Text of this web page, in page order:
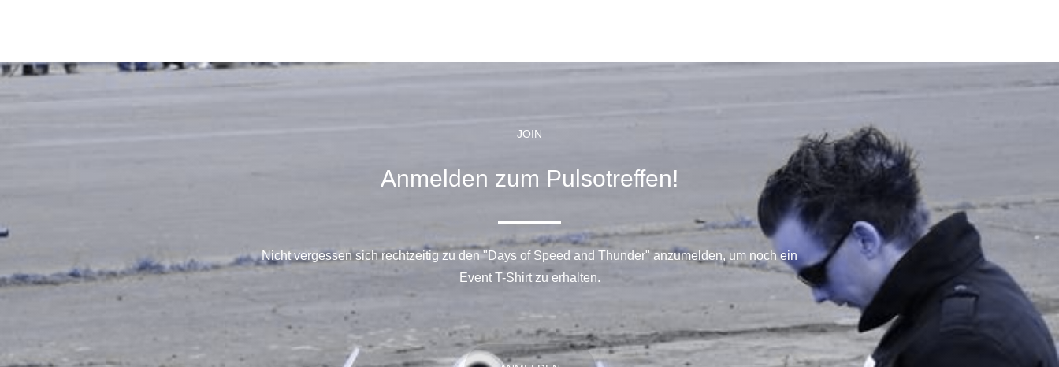
JOIN
Anmelden zum Pulsotreffen!
Nicht vergessen sich rechtzeitig zu den "Days of Speed and Thunder" anzumelden, um noch ein
Event T-Shirt zu erhalten.